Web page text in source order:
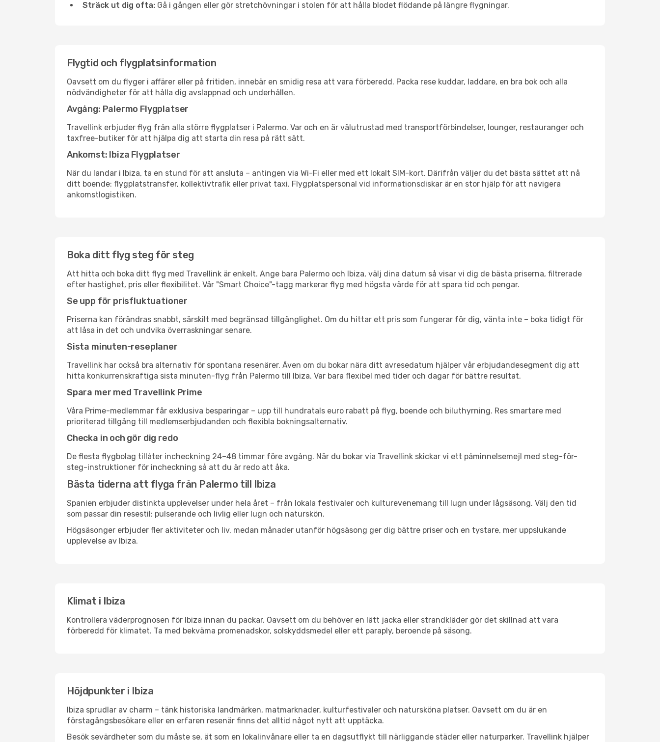
Sträck ut dig ofta: Gå i gången eller gör stretchövningar i stolen för att hålla blodet flödande på längre flygningar.
Flygtid och flygplatsinformation
Oavsett om du flyger i affärer eller på fritiden, innebär en smidig resa att vara förberedd. Packa rese kuddar, laddare, en bra bok och alla
nödvändigheter för att hålla dig avslappnad och underhållen.
Avgång: Palermo Flygplatser
Travellink erbjuder flyg från alla större flygplatser i Palermo. Var och en är välutrustad med transportförbindelser, lounger, restauranger och
taxfree-butiker för att hjälpa dig att starta din resa på rätt sätt.
Ankomst: Ibiza Flygplatser
När du landar i Ibiza, ta en stund för att ansluta – antingen via Wi-Fi eller med ett lokalt SIM-kort. Därifrån väljer du det bästa sättet att nå
ditt boende: flygplatstransfer, kollektivtrafik eller privat taxi. Flygplatspersonal vid informationsdiskar är en stor hjälp för att navigera
ankomstlogistiken.
Boka ditt flyg steg för steg
Att hitta och boka ditt flyg med Travellink är enkelt. Ange bara Palermo och Ibiza, välj dina datum så visar vi dig de bästa priserna, filtrerade
efter hastighet, pris eller flexibilitet. Vår "Smart Choice"-tagg markerar flyg med högsta värde för att spara tid och pengar.
Se upp för prisfluktuationer
Priserna kan förändras snabbt, särskilt med begränsad tillgänglighet. Om du hittar ett pris som fungerar för dig, vänta inte – boka tidigt för
att låsa in det och undvika överraskningar senare.
Sista minuten-reseplaner
Travellink har också bra alternativ för spontana resenärer. Även om du bokar nära ditt avresedatum hjälper vår erbjudandesegment dig att
hitta konkurrenskraftiga sista minuten-flyg från Palermo till Ibiza. Var bara flexibel med tider och dagar för bättre resultat.
Spara mer med Travellink Prime
Våra Prime-medlemmar får exklusiva besparingar – upp till hundratals euro rabatt på flyg, boende och biluthyrning. Res smartare med
prioriterad tillgång till medlemserbjudanden och flexibla bokningsalternativ.
Checka in och gör dig redo
De flesta flygbolag tillåter incheckning 24–48 timmar före avgång. När du bokar via Travellink skickar vi ett påminnelsemejl med steg-för-
steg-instruktioner för incheckning så att du är redo att åka.
Bästa tiderna att flyga från Palermo till Ibiza
Spanien erbjuder distinkta upplevelser under hela året – från lokala festivaler och kulturevenemang till lugn under lågsäsong. Välj den tid
som passar din resestil: pulserande och livlig eller lugn och naturskön.
Högsäsonger erbjuder fler aktiviteter och liv, medan månader utanför högsäsong ger dig bättre priser och en tystare, mer uppslukande
upplevelse av Ibiza.
Klimat i Ibiza
Kontrollera väderprognosen för Ibiza innan du packar. Oavsett om du behöver en lätt jacka eller strandkläder gör det skillnad att vara
förberedd för klimatet. Ta med bekväma promenadskor, solskyddsmedel eller ett paraply, beroende på säsong.
Höjdpunkter i Ibiza
Ibiza sprudlar av charm – tänk historiska landmärken, matmarknader, kulturfestivaler och natursköna platser. Oavsett om du är en
förstagångsbesökare eller en erfaren resenär finns det alltid något nytt att upptäcka.
Besök sevärdheter som du måste se, ät som en lokalinvånare eller ta en dagsutflykt till närliggande städer eller naturparker. Travellink hjälper